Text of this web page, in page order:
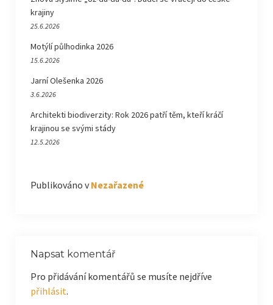
krajiny
25.6.2026
Motýlí půlhodinka 2026
15.6.2026
Jarní Olešenka 2026
3.6.2026
Architekti biodiverzity: Rok 2026 patří těm, kteří kráčí
krajinou se svými stády
12.5.2026
Publikováno v Nezařazené
Napsat komentář
Pro přidávání komentářů se musíte nejdříve
přihlásit.